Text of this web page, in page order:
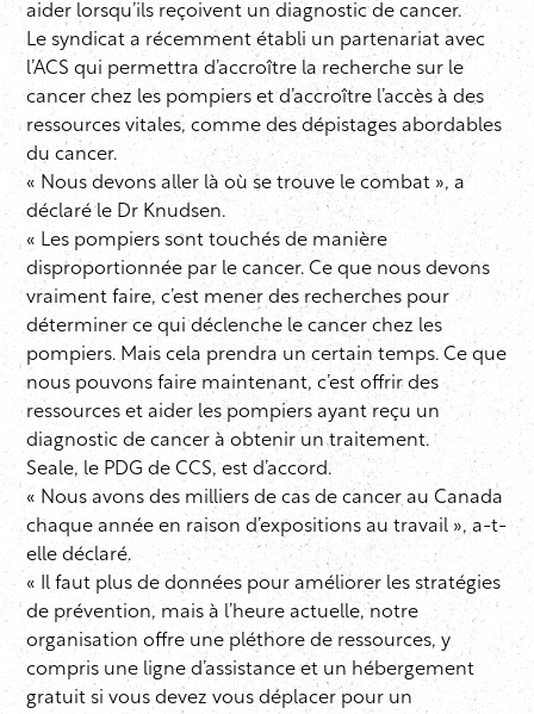
aider lorsqu’ils reçoivent un diagnostic de cancer.
Le syndicat a récemment établi un partenariat avec
l’ACS qui permettra d’accroître la recherche sur le
cancer chez les pompiers et d’accroître l’accès à des
ressources vitales, comme des dépistages abordables
du cancer.
« Nous devons aller là où se trouve le combat », a
déclaré le Dr Knudsen.
« Les pompiers sont touchés de manière
disproportionnée par le cancer. Ce que nous devons
vraiment faire, c’est mener des recherches pour
déterminer ce qui déclenche le cancer chez les
pompiers. Mais cela prendra un certain temps. Ce que
nous pouvons faire maintenant, c’est offrir des
ressources et aider les pompiers ayant reçu un
diagnostic de cancer à obtenir un traitement.
Seale, le PDG de CCS, est d’accord.
« Nous avons des milliers de cas de cancer au Canada
chaque année en raison d’expositions au travail », a-t-
elle déclaré.
« Il faut plus de données pour améliorer les stratégies
de prévention, mais à l’heure actuelle, notre
organisation offre une pléthore de ressources, y
compris une ligne d’assistance et un hébergement
gratuit si vous devez vous déplacer pour un